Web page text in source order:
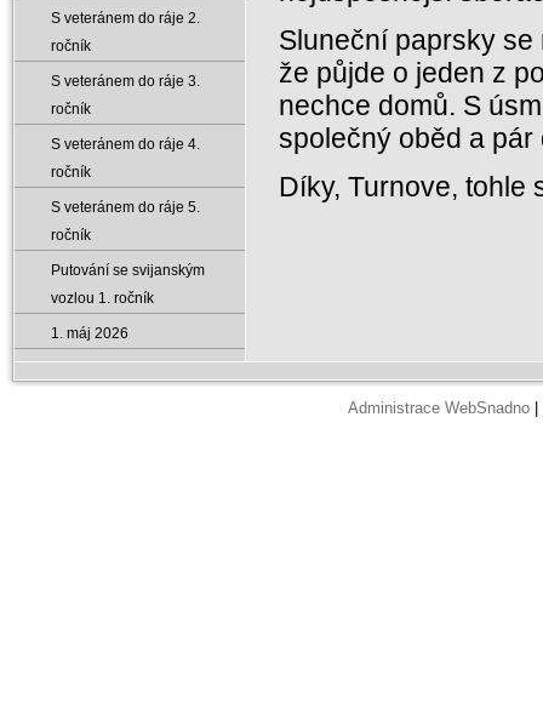
Sluneční paprsky
že půjde o jeden z
nechce domů. S
společný oběd a
Díky, Turnove, tohle
S veteránem do ráje 2.
ročník
S veteránem do ráje 3.
ročník
S veteránem do ráje 4.
ročník
S veteránem do ráje 5.
ročník
Putování se svijanským
vozlou 1. ročník
1. máj 2026
Administrace WebSnadno|